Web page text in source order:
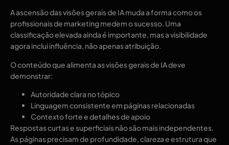
A ascensão das visões gerais de IA muda a forma como os
profissionais de marketing medem o sucesso. Uma
classificação elevada ainda é importante, mas a visibilidade
agora inclui influência, não apenas atribuição.
O conteúdo que alimenta as visões gerais de IA deve
demonstrar:
Autoridade clara no tópico
Linguagem consistente em páginas relacionadas
Contexto forte e detalhes de apoio
Respostas curtas e superficiais não são mais independentes.
As páginas precisam de profundidade, clareza e estrutura que